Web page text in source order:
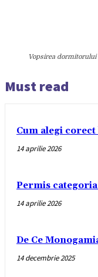
Vopsirea
Must read
Cum alegi
14 aprilie 2026
Permis
14 aprilie 2026
De Ce
14 decembrie 2025